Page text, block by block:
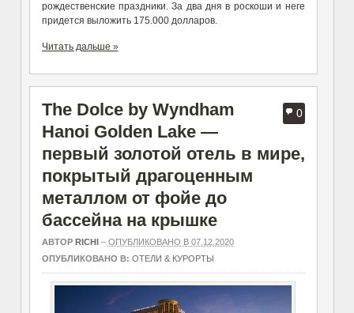
рождественские праздники. За два дня в роскоши и неге
придется выложить 175.000 долларов.
Читать дальше »
0
The Dolce by Wyndham
Hanoi Golden Lake —
первый золотой отель в мире,
покрытый драгоценным
металлом от фойе до
бассейна на крышке
АВТОР RICHI– ОПУБЛИКОВАНО В 07.12.2020
ОПУБЛИКОВАНО В: ОТЕЛИ & КУРОРТЫ